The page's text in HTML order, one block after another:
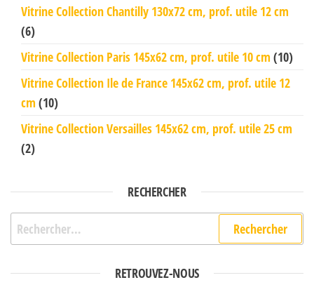
Vitrine Collection Chantilly 130x72 cm, prof. utile 12 cm
(6)
Vitrine Collection Paris 145x62 cm, prof. utile 10 cm (10)
Vitrine Collection Ile de France 145x62 cm, prof. utile 12
cm (10)
Vitrine Collection Versailles 145x62 cm, prof. utile 25 cm
(2)
RECHERCHER
Rechercher :
RETROUVEZ-NOUS